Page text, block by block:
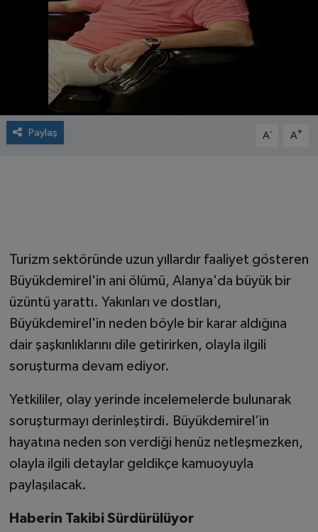
Paylaş A- A+
Turizm sektöründe uzun yıllardır faaliyet gösteren
Büyükdemirel'in ani ölümü, Alanya'da büyük bir
üzüntü yarattı. Yakınları ve dostları,
Büyükdemirel'in neden böyle bir karar aldığına
dair şaşkınlıklarını dile getirirken, olayla ilgili
soruşturma devam ediyor.
Yetkililer, olay yerinde incelemelerde bulunarak
soruşturmayı derinleştirdi. Büyükdemirel’in
hayatına neden son verdiği henüz netleşmezken,
olayla ilgili detaylar geldikçe kamuoyuyla
paylaşılacak.
Haberin Takibi Sürdürülüyor